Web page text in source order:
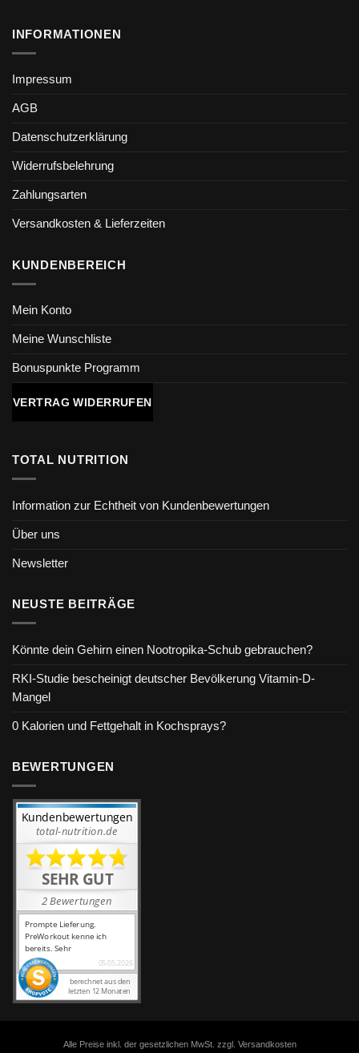
INFORMATIONEN
Impressum
AGB
Datenschutzerklärung
Widerrufsbelehrung
Zahlungsarten
Versandkosten & Lieferzeiten
KUNDENBEREICH
Mein Konto
Meine Wunschliste
Bonuspunkte Programm
VERTRAG WIDERRUFEN
TOTAL NUTRITION
Information zur Echtheit von Kundenbewertungen
Über uns
Newsletter
NEUSTE BEITRÄGE
Könnte dein Gehirn einen Nootropika-Schub gebrauchen?
RKI-Studie bescheinigt deutscher Bevölkerung Vitamin-D-
Mangel
0 Kalorien und Fettgehalt in Kochsprays?
BEWERTUNGEN
Alle Preise inkl. der gesetzlichen MwSt. zzgl. Versandkosten